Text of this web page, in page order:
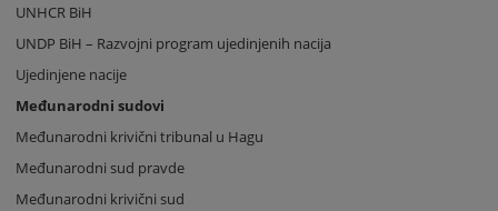
UNHCR BiH
UNDP BiH – Razvojni program ujedinjenih nacija
Ujedinjene nacije
Međunarodni sudovi
Međunarodni krivični tribunal u Hagu
Međunarodni sud pravde
Međunarodni krivični sud